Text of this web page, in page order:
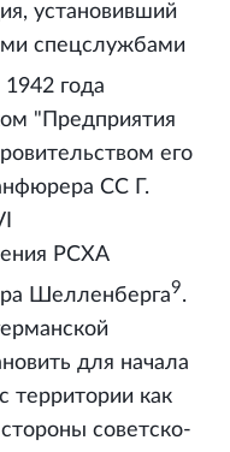
установивший
спецслужбами
года
"Предприятия
его
СС Г.
РСХА
Шелленберга9.
для начала
территории как
советско-